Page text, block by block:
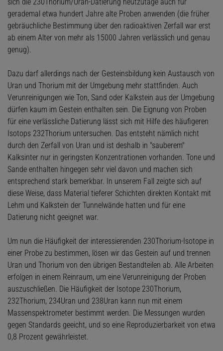
gerademal etwa hundert Jahre alte Proben anwenden (die früher
gebräuchliche Bestimmung über den radioaktiven Zerfall war erst
ab einem Alter von mehr als 15000 Jahren verlässlich und genau
genug).
Dazu darf allerdings nach der Gesteinsbildung kein Austausch von
Uran und Thorium mit der Umgebung mehr stattfinden. Auch
Verunreinigungen wie Ton, Sand oder Kalkstein aus der Umgebung
dürfen kaum im Gestein enthalten sein. Die Eignung von Proben
für eine verlässliche Datierung lässt sich mit Hilfe des häufigeren
Isotops 232Thorium untersuchen. Das entsteht nämlich nicht
durch den Zerfall von Uran und ist deshalb in "sauberem"
Kalksinter nur in geringsten Konzentrationen vorhanden. Tone und
Sande enthalten hingegen sehr viel davon und machen sich
entsprechend stark bemerkbar. In unserem Fall zeigte sich auf
diese Weise, dass Material tieferer Schichten direkten Kontakt mit
Lehm und Kalkstein der Tunnelwände hatten und für eine
Datierung nicht geeignet war.
Um nun die Häufigkeit der interessierenden 230Thorium-Isotope in
einer Probe zu bestimmen, lösen wir das Gestein auf und trennen
Uran und Thorium von den übrigen Bestandteilen ab. Alle Arbeiten
erfolgen in einem Reinraum, um eine Verunreinigung der Proben
auszuschließen. Die Häufigkeit der Isotope 230Thorium,
232Thorium, 234Uran und 238Uran kann nun mit einem
Massenspektrometer bestimmt werden. Die Messungen wurden
gegen Standards geeicht, und so eine Reproduzierbarkeit von etwa
0,8 Prozent gewährleistet.